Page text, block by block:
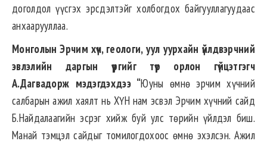
доголдол үүсгэх эрсдэлтэйг холбогдох байгууллагуудаас
анхаарууллаа.
Монголын Эрчим хүч, геологи, уул уурхайн үйлдвэрчний
эвлэлийн даргын үүргийг түр орлон гүйцэтгэгч
А.Дагвадорж мэдэгдэхдээ “Юуны өмнө эрчим хүчний
салбарын ажил хаялт нь ХҮН нам эсвэл Эрчим хүчний сайд
Б.Найдалаагийн эсрэг хийж буй улс төрийн үйлдэл биш.
Манай тэмцэл сайдыг томилогдохоос өмнө эхэлсэн. Ажил